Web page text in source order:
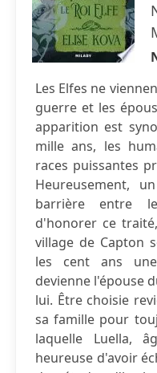
Les Elfes ne
guerre et les
apparition est
mille ans, les
races puissantes
Heureusement,
barrière entre
d'honorer ce
village de Capton
les cent ans
devienne l'épouse
lui. Être choisie
sa famille pour
laquelle Luella,
heureuse d'avoir